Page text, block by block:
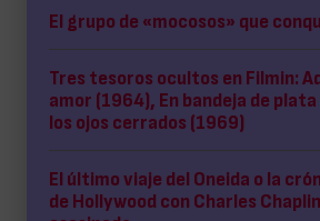
El grupo de «mocosos» que
Tres tesoros ocultos en Filmin:
amor (1964), En bandeja de
los ojos cerrados (1969)
El último viaje del Oneida o la
de Hollywood con Charles